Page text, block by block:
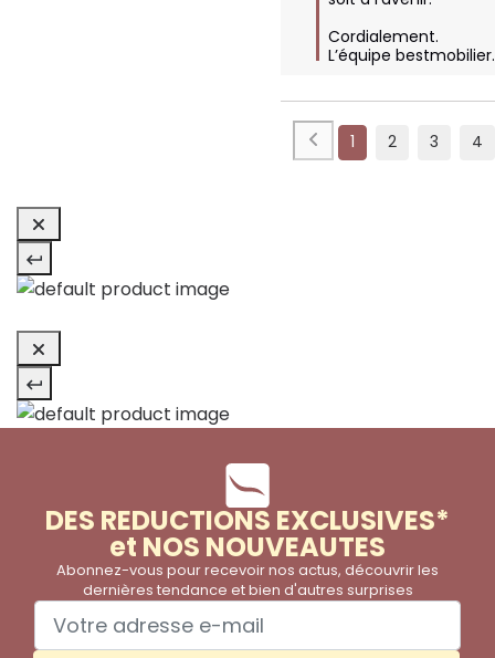
Cordialement.
L’équipe
1 2 3 4
DES REDUCTIONS EXCLUSIVES*
et NOS NOUVEAUTES
Abonnez-vous pour recevoir nos actus, découvrir les
dernières tendance et bien d'autres surprises